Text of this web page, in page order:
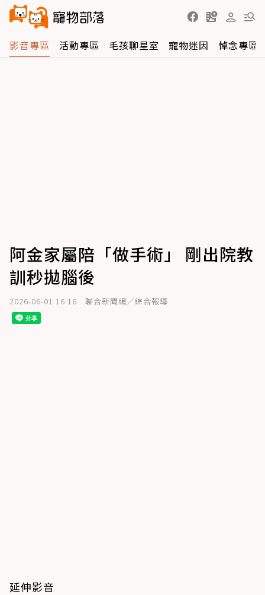
影音專區 活動專區 毛孩聊星室 寵物迷因 悼念專區
阿金家屬陪「做手術」 剛出院教
訓秒拋腦後
2026-06-01 16:16 聯合新聞網／綜合報導
延伸影音